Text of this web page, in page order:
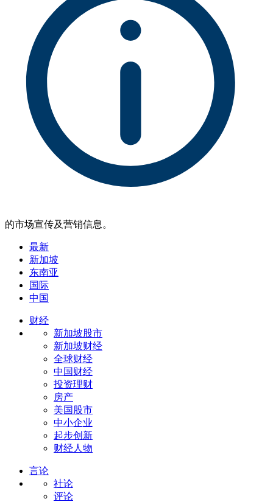
的市场宣传及营销信息。
最新
新加坡
东南亚
国际
中国
财经
新加坡股市
新加坡财经
全球财经
中国财经
投资理财
房产
美国股市
中小企业
起步创新
财经人物
言论
社论
评论